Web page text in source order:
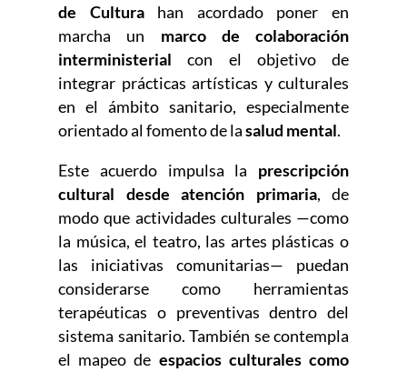
de Culturahan acordado poner en
marcha un marco de colaboración
interministerial con el objetivo de
integrar prácticas artísticas y culturales
en el ámbito sanitario, especialmente
orientado al fomento de lasalud mental.
Este acuerdo impulsa la prescripción
cultural desde atención primaria, de
modo que actividades culturales —como
la música, el teatro, las artes plásticas o
las iniciativas comunitarias— puedan
considerarse como herramientas
terapéuticas o preventivas dentro del
sistema sanitario. También se contempla
el mapeo de espacios culturales como